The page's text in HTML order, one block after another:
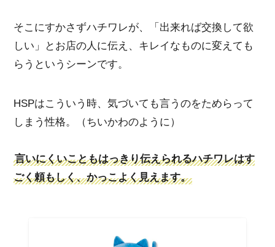
そこにすかさずハチワレが、「出来れば交換して欲
しい」とお店の人に伝え、キレイなものに変えても
らうというシーンです。
HSPはこういう時、気づいても言うのをためらって
しまう性格。（ちいかわのように）
言いにくいこともはっきり伝えられるハチワレはす
ごく頼もしく、かっこよく見えます。